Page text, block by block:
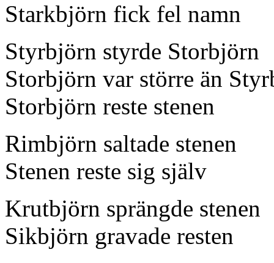
Starkbjörn fick fel namn
Styrbjörn styrde Storbjörn
Storbjörn var större än
Storbjörn reste stenen
Rimbjörn saltade stenen
Stenen reste sig själv
Krutbjörn sprängde stenen
Sikbjörn gravade resten